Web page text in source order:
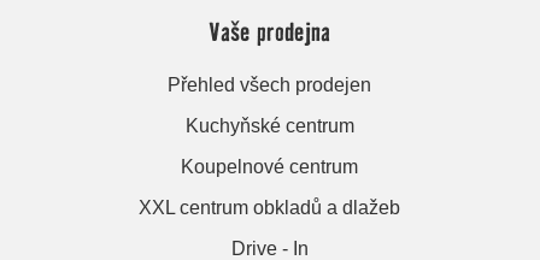
Vaše prodejna
Přehled všech prodejen
Kuchyňské centrum
Koupelnové centrum
XXL centrum obkladů a dlažeb
Drive - In